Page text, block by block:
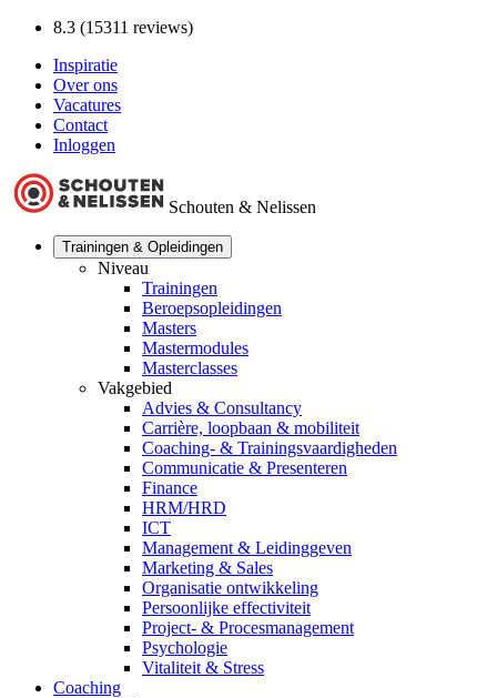
8.3 (15311 reviews)
Inspiratie
Over ons
Vacatures
Contact
Inloggen
Schouten & Nelissen
Trainingen & Opleidingen
Niveau
Trainingen
Beroepsopleidingen
Masters
Mastermodules
Masterclasses
Vakgebied
Advies & Consultancy
Carrière, loopbaan & mobiliteit
Coaching- & Trainingsvaardigheden
Communicatie & Presenteren
Finance
HRM/HRD
ICT
Management & Leidinggeven
Marketing & Sales
Organisatie ontwikkeling
Persoonlijke effectiviteit
Project- & Procesmanagement
Psychologie
Vitaliteit & Stress
Coaching